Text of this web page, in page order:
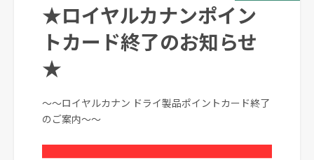
★ロイヤルカナンポイン
トカード終了のお知らせ
★
～～ロイヤルカナン ドライ製品ポイントカード終了
のご案内～～